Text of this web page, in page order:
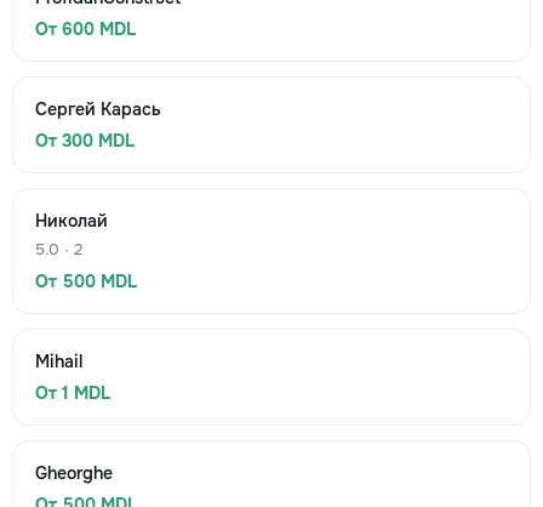
От 600 MDL
Сергей Карась
От 300 MDL
Николай
5.0 · 2
От 500 MDL
Mihail
От 1 MDL
Gheorghe